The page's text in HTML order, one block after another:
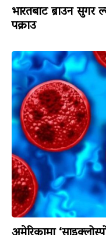
भारतबाट ब्राउन
पक्राउ